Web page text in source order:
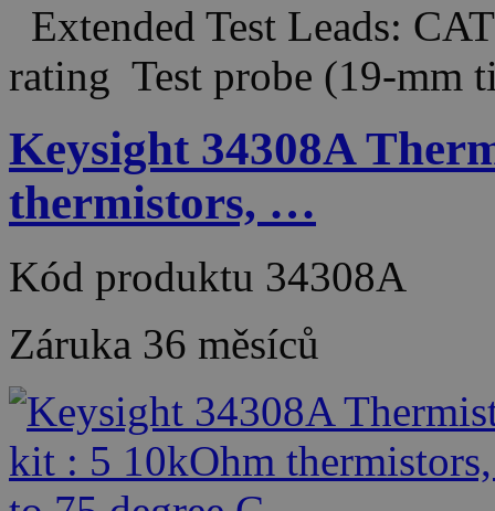
Extended Test Leads:
rating Test probe (19-mm
Keysight 34308A
thermistors, …
Kód produktu 34308A
Záruka 36 měsíců